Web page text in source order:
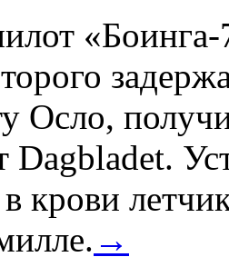
Осло,
Dagbladet.
в крови
→